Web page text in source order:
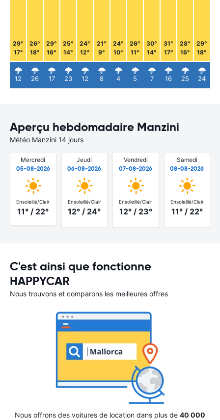
29°
17°
12
26°
18°
26
29°
16°
17
25°
14°
23
24°
12°
12
21°
9°
8
24°
10°
4
26°
11°
5
30°
14°
7
31°
17°
16
28°
16°
25
29°
18°
24
Aperçu hebdomadaire Manzini
Météo Manzini 14 jours
Mercredi
05-08-2026
Ensoleillé/Clair
11° / 22°
Jeudi
06-08-2026
Ensoleillé/Clair
12° / 24°
Vendredi
07-08-2026
Ensoleillé/Clair
12° / 23°
Samedi
08-08-2026
Ensoleillé/Clair
11° / 22°
C'est ainsi que fonctionne
HAPPYCAR
Nous trouvons et comparons les meilleures offres
Nous offrons des voitures de location dans plus de 40 000